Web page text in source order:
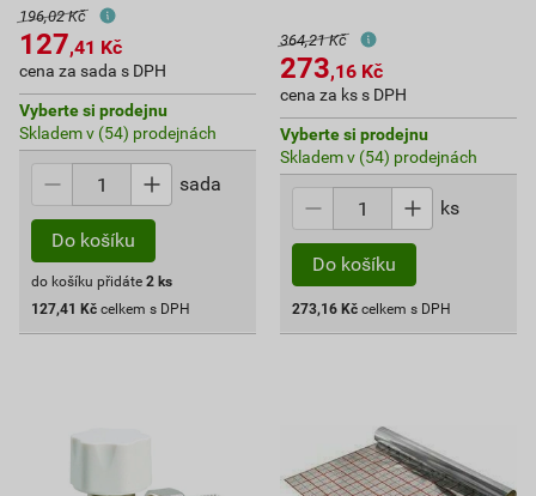
196,02 Kč
127,41 Kč
cena za sada s DPH
Vyberte si prodejnu
Skladem v (54) prodejnách
sada
Do košíku
do košíku přidáte 2 ks
127,41 Kč celkem s DPH
364,21 Kč
273,16 Kč
cena za ks s DPH
Vyberte si prodejnu
Skladem v (54) prodejnách
ks
Do košíku
273,16 Kč celkem s DPH